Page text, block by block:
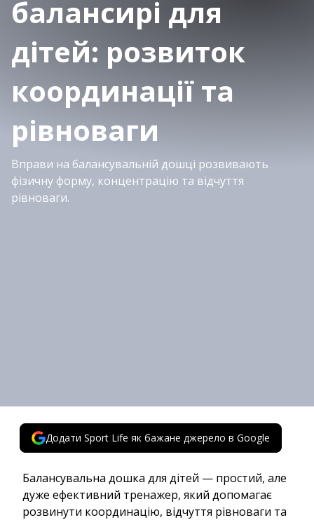
балансирі для
дітей: розвиток
координації та
рівноваги
Вправи на балансувальній дошці розвивають
фізичну форму, концентрацію та відчуття
рівноваги.
Додати Sport Life як бажане джерело в Google
Балансувальна дошка для дітей — простий, але
дуже ефективний тренажер, який допомагає
розвинути координацію, відчуття рівноваги та